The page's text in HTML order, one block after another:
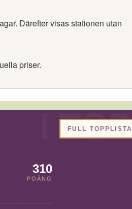
Därefter visas stationen utan
priser.
310
POÄNG
FULL TOPPLISTA